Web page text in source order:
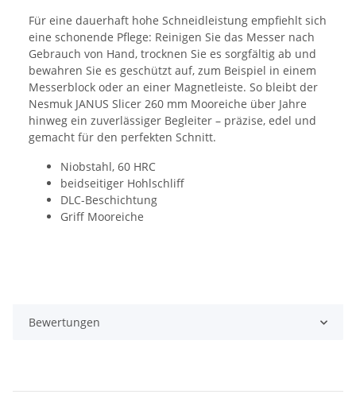
Für eine dauerhaft hohe Schneidleistung empfiehlt sich
eine schonende Pflege: Reinigen Sie das Messer nach
Gebrauch von Hand, trocknen Sie es sorgfältig ab und
bewahren Sie es geschützt auf, zum Beispiel in einem
Messerblock oder an einer Magnetleiste. So bleibt der
Nesmuk JANUS Slicer 260 mm Mooreiche über Jahre
hinweg ein zuverlässiger Begleiter – präzise, edel und
gemacht für den perfekten Schnitt.
Niobstahl, 60 HRC
beidseitiger Hohlschliff
DLC-Beschichtung
Griff Mooreiche
Bewertungen